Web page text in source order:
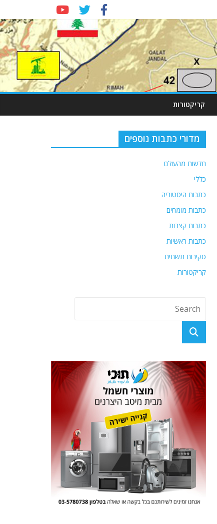
קריקטורות
מדורי כתבות נוספים
חדשות מהעולם
כללי
כתבות היסטוריה
כתבות מומחים
כתבות קצרות
כתבות ראשיות
סקירות תשתית
קריקטורות